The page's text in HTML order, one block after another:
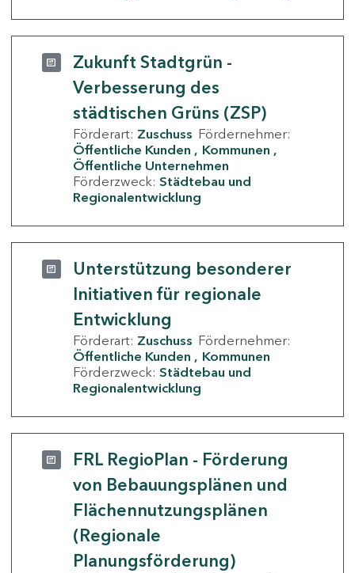
Zukunft Stadtgrün -
Verbesserung des
städtischen Grüns (ZSP)
Förderart: Zuschuss Fördernehmer:
Öffentliche Kunden
Kommunen
Öffentliche Unternehmen
Förderzweck: Städtebau und
Regionalentwicklung
Unterstützung besonderer
Initiativen für regionale
Entwicklung
Förderart: Zuschuss Fördernehmer:
Öffentliche Kunden
Kommunen
Förderzweck: Städtebau und
Regionalentwicklung
FRL RegioPlan - Förderung
von Bebauungsplänen und
Flächennutzungsplänen
(Regionale
Planungsförderung)